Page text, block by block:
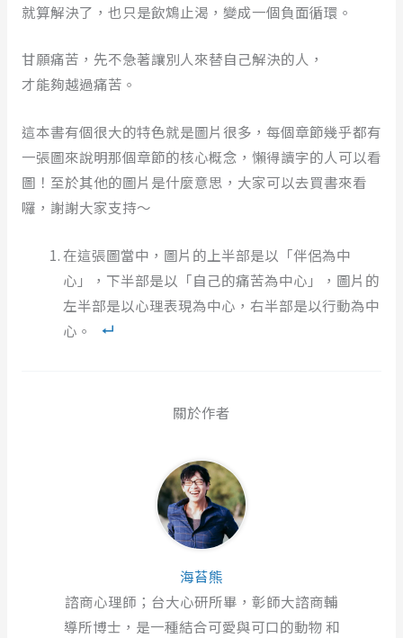
就算解決了，也只是飲鴆止渴，變成一個負面循環。
甘願痛苦，先不急著讓別人來替自己解決的人，
才能夠越過痛苦。
這本書有個很大的特色就是圖片很多，每個章節幾乎都有
一張圖來說明那個章節的核心概念，懶得讀字的人可以看
圖！至於其他的圖片是什麼意思，大家可以去買書來看
囉，謝謝大家支持～
在這張圖當中，圖片的上半部是以「伴侶為中
心」，下半部是以「自己的痛苦為中心」，圖片的
左半部是以心理表現為中心，右半部是以行動為中
心。
關於作者
海苔熊
諮商心理師；台大心研所畢，彰師大諮商輔
導所博士，是一種結合可愛與可口的動物 和